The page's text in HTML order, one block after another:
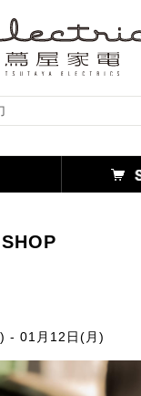
- 01月12日(月)